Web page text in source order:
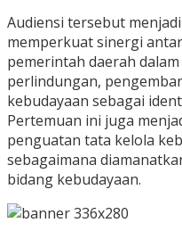
Audiensi tersebut
memperkuat sinergi
pemerintah daerah
perlindungan,
kebudayaan sebagai
Pertemuan ini juga
penguatan tata kelola
sebagaimana
bidang kebudayaan.